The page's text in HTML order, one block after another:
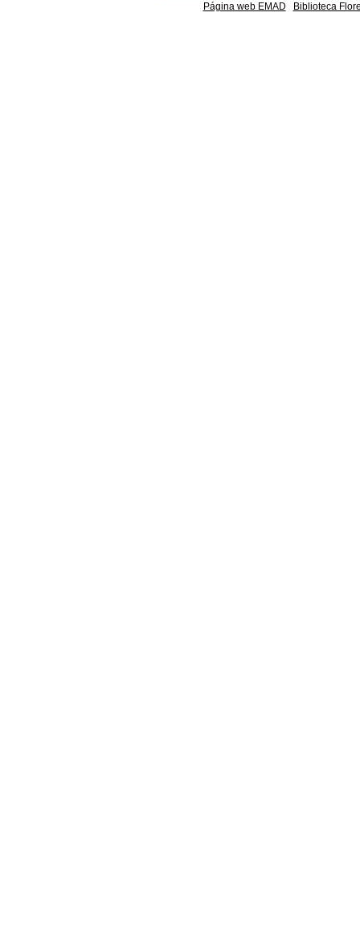
Página web EMAD Biblioteca